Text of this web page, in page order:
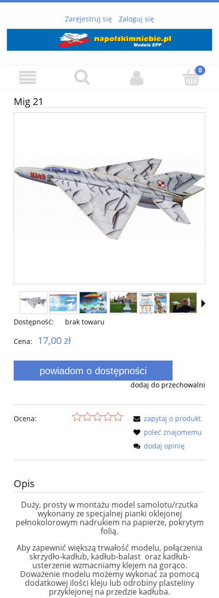
Zarejestruj się Zaloguj się
Mig 21
Dostępność: brak towaru
Cena: 17,00 zł
powiadom o dostępności
dodaj do przechowalni
Ocena:
zapytaj o produkt
poleć znajomemu
dodaj opinię
Opis
Duży, prosty w montażu model samolotu/rzutka
wykonany ze specjalnej pianki oklejonej
pełnokolorowym nadrukiem na papierze, pokrytym
folią.
Aby zapewnić większą trwałość modelu, połączenia
skrzydło-kadłub, kadłub-balast oraz kadłub-
usterzenie wzmacniamy klejem na gorąco.
Doważenie modelu możemy wykonać za pomocą
dodatkowej ilości kleju lub odrobiny plasteliny
przyklejonej na przedzie kadłuba.